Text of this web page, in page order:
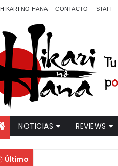
HIKARI NO HANA CONTACTO STAFF
NOTICIAS REVIEWS
Último